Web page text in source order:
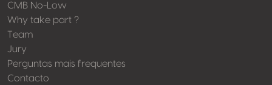
CMB No-Low
Why take part ?
Team
Jury
Perguntas mais frequentes
Contacto